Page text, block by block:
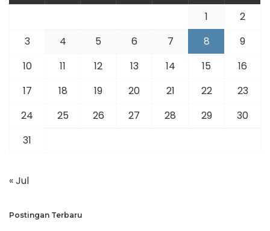
1
2
3
4 5 6 7 8
9
10
11 12 13 14 15
16
17
18 19 20 21 22
23
24
25 26 27 28 29
30
31
« Jul
Postingan Terbaru